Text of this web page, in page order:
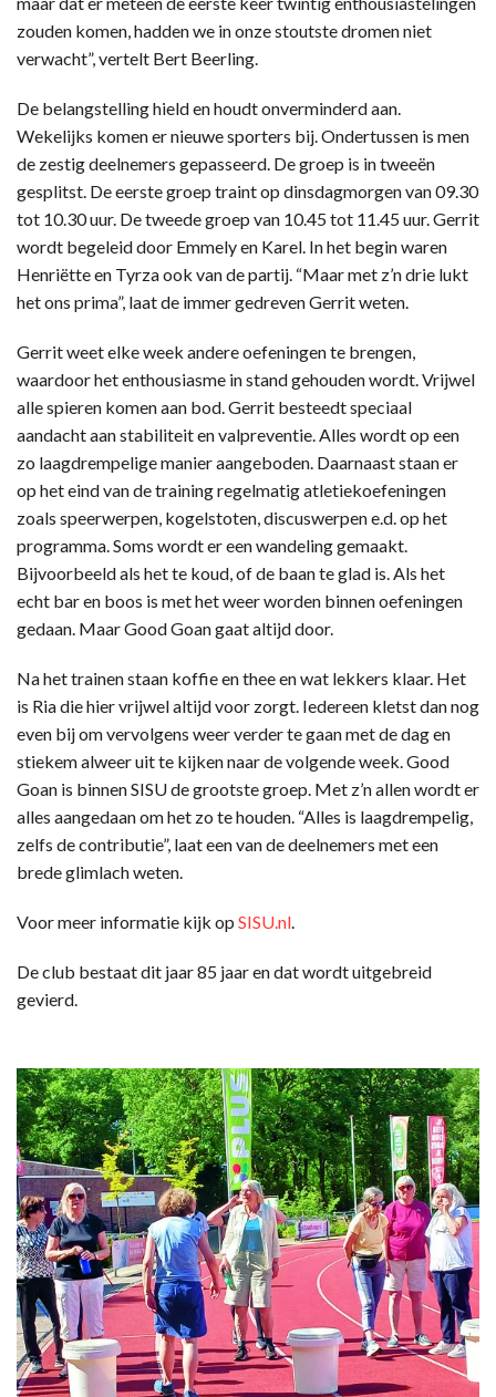
zouden komen, hadden we in onze stoutste dromen niet
verwacht”, vertelt Bert Beerling.
De belangstelling hield en houdt onverminderd aan.
Wekelijks komen er nieuwe sporters bij. Ondertussen is men
de zestig deelnemers gepasseerd. De groep is in tweeën
gesplitst. De eerste groep traint op dinsdagmorgen van 09.30
tot 10.30 uur. De tweede groep van 10.45 tot 11.45 uur. Gerrit
wordt begeleid door Emmely en Karel. In het begin waren
Henriëtte en Tyrza ook van de partij. “Maar met z’n drie lukt
het ons prima”, laat de immer gedreven Gerrit weten.
Gerrit weet elke week andere oefeningen te brengen,
waardoor het enthousiasme in stand gehouden wordt. Vrijwel
alle spieren komen aan bod. Gerrit besteedt speciaal
aandacht aan stabiliteit en valpreventie. Alles wordt op een
zo laagdrempelige manier aangeboden. Daarnaast staan er
op het eind van de training regelmatig atletiekoefeningen
zoals speerwerpen, kogelstoten, discuswerpen e.d. op het
programma. Soms wordt er een wandeling gemaakt.
Bijvoorbeeld als het te koud, of de baan te glad is. Als het
echt bar en boos is met het weer worden binnen oefeningen
gedaan. Maar Good Goan gaat altijd door.
Na het trainen staan koffie en thee en wat lekkers klaar. Het
is Ria die hier vrijwel altijd voor zorgt. Iedereen kletst dan nog
even bij om vervolgens weer verder te gaan met de dag en
stiekem alweer uit te kijken naar de volgende week. Good
Goan is binnen SISU de grootste groep. Met z’n allen wordt er
alles aangedaan om het zo te houden. “Alles is laagdrempelig,
zelfs de contributie”, laat een van de deelnemers met een
brede glimlach weten.
Voor meer informatie kijk op SISU.nl.
De club bestaat dit jaar 85 jaar en dat wordt uitgebreid
gevierd.